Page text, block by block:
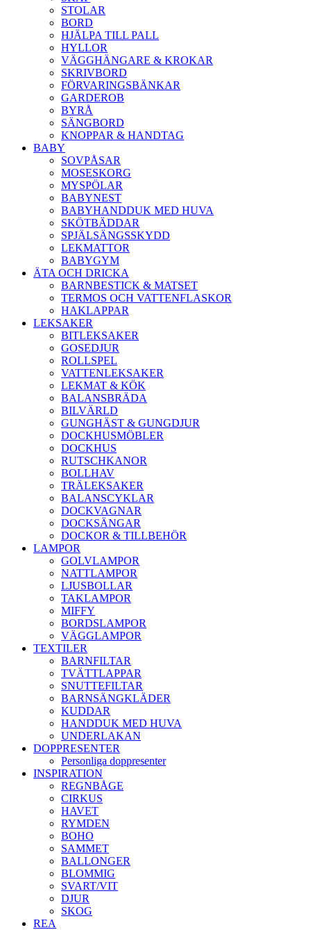
STOLAR
BORD
HJÄLPA TILL PALL
HYLLOR
VÄGGHÄNGARE & KROKAR
SKRIVBORD
FÖRVARINGSBÄNKAR
GARDEROB
BYRÅ
SÄNGBORD
KNOPPAR & HANDTAG
BABY
SOVPÅSAR
MOSESKORG
MYSPÖLAR
BABYNEST
BABYHANDDUK MED HUVA
SKÖTBÄDDAR
SPJÄLSÄNGSSKYDD
LEKMATTOR
BABYGYM
ÄTA OCH DRICKA
BARNBESTICK & MATSET
TERMOS OCH VATTENFLASKOR
HAKLAPPAR
LEKSAKER
BITLEKSAKER
GOSEDJUR
ROLLSPEL
VATTENLEKSAKER
LEKMAT & KÖK
BALANSBRÄDA
BILVÄRLD
GUNGHÄST & GUNGDJUR
DOCKHUSMÖBLER
DOCKHUS
RUTSCHKANOR
BOLLHAV
TRÄLEKSAKER
BALANSCYKLAR
DOCKVAGNAR
DOCKSÄNGAR
DOCKOR & TILLBEHÖR
LAMPOR
GOLVLAMPOR
NATTLAMPOR
LJUSBOLLAR
TAKLAMPOR
MIFFY
BORDSLAMPOR
VÄGGLAMPOR
TEXTILER
BARNFILTAR
TVÄTTLAPPAR
SNUTTEFILTAR
BARNSÄNGKLÄDER
KUDDAR
HANDDUK MED HUVA
UNDERLAKAN
DOPPRESENTER
Personliga doppresenter
INSPIRATION
REGNBÅGE
CIRKUS
HAVET
RYMDEN
BOHO
SAMMET
BALLONGER
BLOMMIG
SVART/VIT
DJUR
SKOG
REA